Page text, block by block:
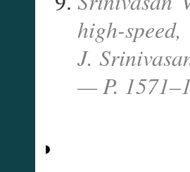
high-
J.
— P.